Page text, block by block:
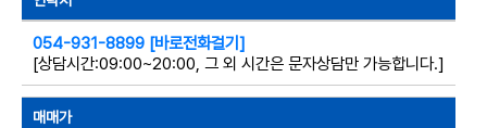
054-931-8899 [바로전화걸기]
[상담시간:09:00~20:00, 그 외 시간은 문자상담만 가능합니다.]
매매가